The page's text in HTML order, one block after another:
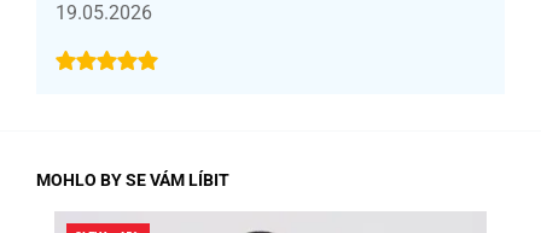
19.05.2026
MOHLO BY SE VÁM LÍBIT